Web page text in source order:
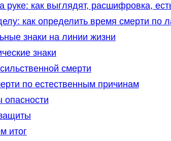
руке: как выглядят, расшифровка,
как определить время смерти по
знаки на линии жизни
знаки
смерти
по естественным причинам
итог